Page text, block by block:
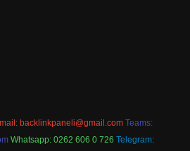
backlinkpaneli@gmail.com Teams:
Whatsapp: 0262 606 0 726 Telegram: